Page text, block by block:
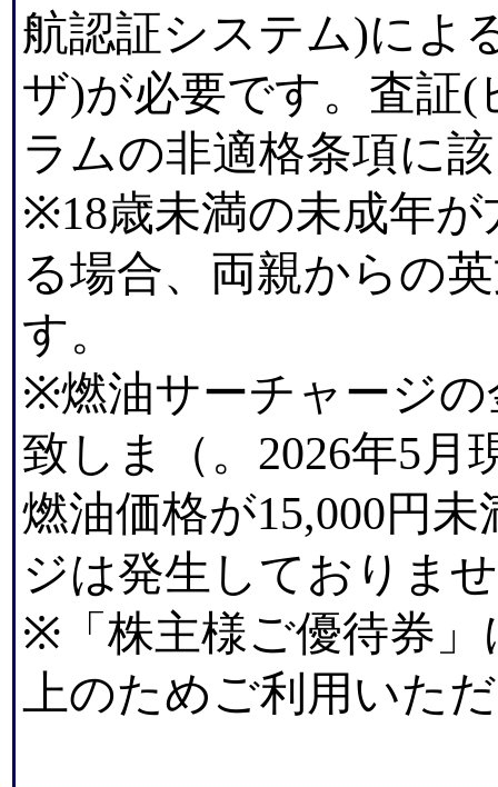
航認証システム)によ
ザ)が必要です。査証
ラムの非適格条項に
※18歳未満の未成年
る場合、両親からの
す。
※燃油サーチャージの
致しま（。2026年5月
燃油価格が15,000円
ジは発生しておりま
※「株主様ご優待券」
上のためご利用いた